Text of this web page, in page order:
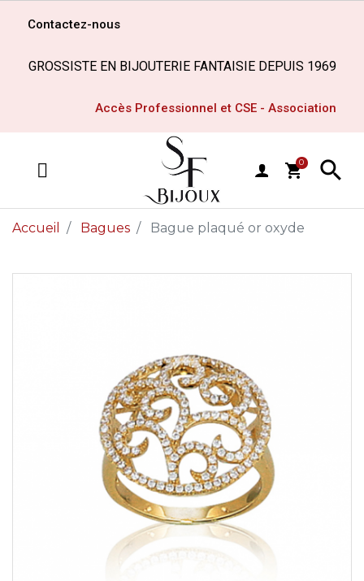
Contactez-nous
GROSSISTE EN BIJOUTERIE FANTAISIE DEPUIS 1969
Accès Professionnel et CSE - Association
shopping_cart
0 
Accueil Bagues Bague plaqué or oxyde